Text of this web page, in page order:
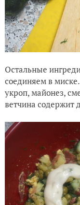
Остальные
соединяем в
укроп, майонез,
ветчина содержит